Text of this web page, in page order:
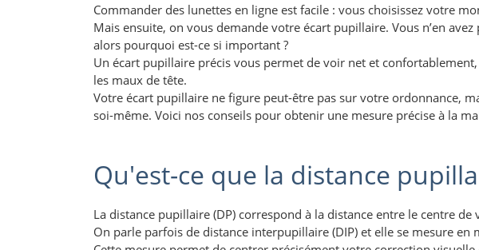
Commander des lunettes en ligne est facile : vous choisissez votre
Mais ensuite, on vous demande votre écart pupillaire. Vous n’en
alors pourquoi est-ce si important ?
Un écart pupillaire précis vous permet de voir net et
les maux de tête.
Votre écart pupillaire ne figure peut-être pas sur votre ordonnance,
soi-même. Voici nos conseils pour obtenir une mesure précise à la
Qu'est-ce que la distance
La distance pupillaire (DP) correspond à la distance entre le centre
On parle parfois de distance interpupillaire (DIP) et elle se mesure en